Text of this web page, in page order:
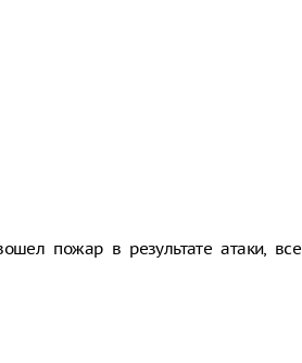
пожар в результате атаки, все